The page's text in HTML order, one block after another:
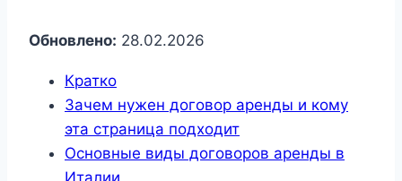
Обновлено: 28.02.2026
Кратко
Зачем нужен договор аренды и кому
эта страница подходит
Основные виды договоров аренды в